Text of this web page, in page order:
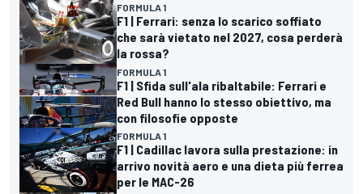
FORMULA 1
F1 | Ferrari: senza lo scarico soffiato
che sarà vietato nel 2027, cosa perderà
la rossa?
FORMULA 1
F1 | Sfida sull'ala ribaltabile: Ferrari e
Red Bull hanno lo stesso obiettivo, ma
con filosofie opposte
FORMULA 1
F1 | Cadillac lavora sulla prestazione: in
arrivo novità aero e una dieta più ferrea
per le MAC-26